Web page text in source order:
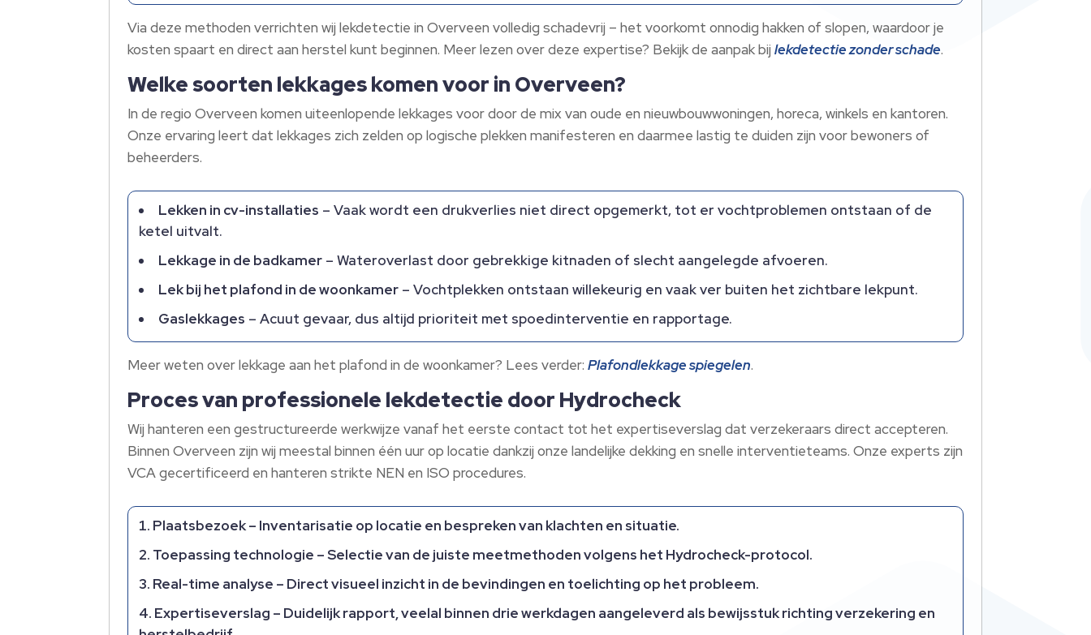
Via deze methoden verrichten wij lekdetectie in Overveen volledig schadevrij – het voorkomt onnodig hakken of slopen, waardoor je
kosten spaart en direct aan herstel kunt beginnen. Meer lezen over deze expertise? Bekijk de aanpak bijlekdetectie zonder schade.
Welke soorten lekkages komen voor in Overveen?
In de regio Overveen komen uiteenlopende lekkages voor door de mix van oude en nieuwbouwwoningen, horeca, winkels en kantoren.
Onze ervaring leert dat lekkages zich zelden op logische plekken manifesteren en daarmee lastig te duiden zijn voor bewoners of
beheerders.
Lekken in cv-installaties – Vaak wordt een drukverlies niet direct opgemerkt, tot er vochtproblemen ontstaan of de
ketel uitvalt.
Lekkage in de badkamer – Wateroverlast door gebrekkige kitnaden of slecht aangelegde afvoeren.
Lek bij het plafond in de woonkamer – Vochtplekken ontstaan willekeurig en vaak ver buiten het zichtbare lekpunt.
Gaslekkages – Acuut gevaar, dus altijd prioriteit met spoedinterventie en rapportage.
Meer weten over lekkage aan het plafond in de woonkamer? Lees verder:Plafondlekkage spiegelen.
Proces van professionele lekdetectie door Hydrocheck
Wij hanteren een gestructureerde werkwijze vanaf het eerste contact tot het expertiseverslag dat verzekeraars direct accepteren.
Binnen Overveen zijn wij meestal binnen één uur op locatie dankzij onze landelijke dekking en snelle interventieteams. Onze experts zijn
VCA gecertificeerd en hanteren strikte NEN en ISO procedures.
Plaatsbezoek– Inventarisatie op locatie en bespreken van klachten en situatie.
Toepassing technologie – Selectie van de juiste meetmethoden volgens het Hydrocheck-protocol.
Real-time analyse – Direct visueel inzicht in de bevindingen en toelichting op het probleem.
Expertiseverslag – Duidelijk rapport, veelal binnen drie werkdagen aangeleverd als bewijsstuk richting verzekering en